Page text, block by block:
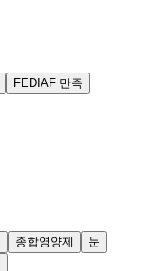
FEDIAF 만족
종합영양제
눈